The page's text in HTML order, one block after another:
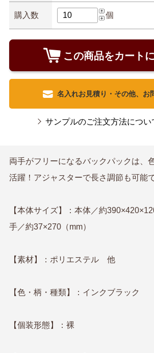
購入数 個
この商品をカート
名入れお見積り・その他、お
サンプルのご注文方法につい
両手がフリーになるバックパックは、
活躍！アジャスターで長さ調節も可能で
【本体サイズ】：本体／約
手／約37×270（mm）
【素材】：ポリエステル 他
【色・柄・種類】：インクブラック
【個装形態】：裸